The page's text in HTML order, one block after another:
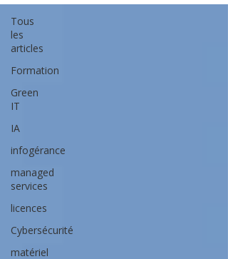
Tous
les
articles
Formation
Green
IT
IA
infogérance
managed
services
licences
Cybersécurité
matériel